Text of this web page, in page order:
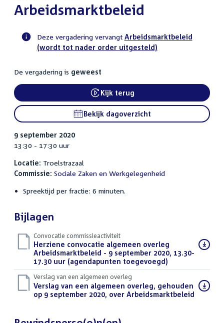
Arbeidsmarktbeleid
Voortgangsstatus
activiteit
Deze vergadering vervangt Arbeidsmarktbeleid
(wordt tot nader order uitgesteld)
De vergadering is geweest
External link:
Kijk terug
Bekijk dagoverzicht
9 september 2020
13:30 - 17:30 uur
Locatie: Troelstrazaal
Commissie: Sociale Zaken en Werkgelegenheid
Spreektijd per fractie: 6 minuten.
Bijlagen
Convocatie commissieactiviteit
Download
bestand:
Herziene convocatie algemeen overleg
Arbeidsmarktbeleid - 9 september 2020, 13.30-
17.30 uur (agendapunten toegevoegd)
Verslag van een algemeen overleg
Download
bestand:
Verslag van een algemeen overleg, gehouden
op 9 september 2020, over Arbeidsmarktbeleid (PDF)